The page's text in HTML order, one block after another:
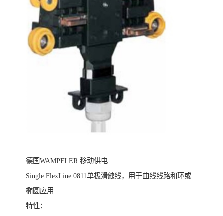
德国WAMPFLER 移动供电
Single FlexLine 0811单极滑触线，用于曲线线路和环或
椭圆应用
特性：